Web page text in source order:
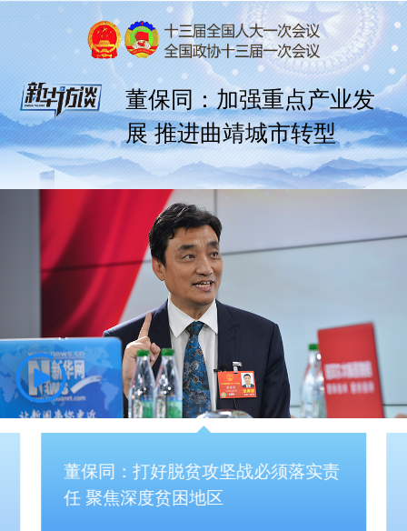
董保同：加强重点产业发
展 推进曲靖城市转型
董保同：打好脱贫攻坚战必须落实责
任 聚焦深度贫困地区